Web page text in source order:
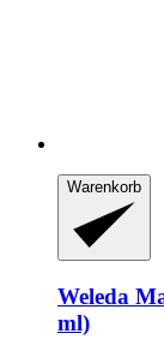
Warenkorb
Weleda
ml)